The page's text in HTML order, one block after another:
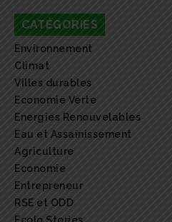
CATÉGORIES
Environnement
Climat
Villes durables
Economie Verte
Energies Renouvelables
Eau et Assainissement
Agriculture
Economie
Entrepreneur
RSE et ODD
Ecolo Stories